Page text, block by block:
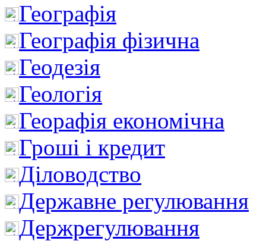
Географія
Географія фізична
Геодезія
Геологія
Георафія економічна
Гроші і кредит
Діловодство
Державне регулювання
Держрегулювання